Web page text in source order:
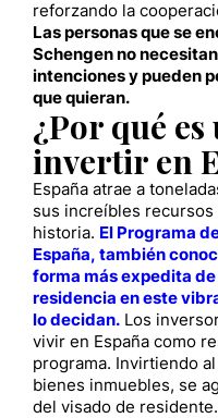
reforzando la
Las personas que se
Schengen no
intenciones y pueden
que quieran.
¿Por qué
invertir en
España atrae a
sus increíbles
historia. El Programa
España, también
forma más expedita
residencia en este
lo decidan. Los
vivir en España como
programa. Invirtiendo
bienes inmuebles, se
del visado de residente.